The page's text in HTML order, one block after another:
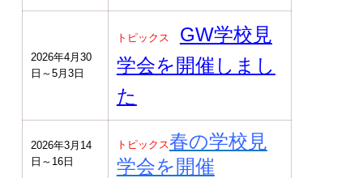
2026年4月30
日～5月3日
トピックス GW学校見
学会を開催しまし
た
2026年3月14
日～16日
トピックス春の学校見
学会を開催